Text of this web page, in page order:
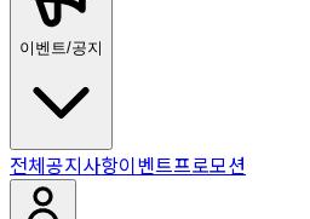
이벤트/공지
전체 공지사항이벤트프로모션